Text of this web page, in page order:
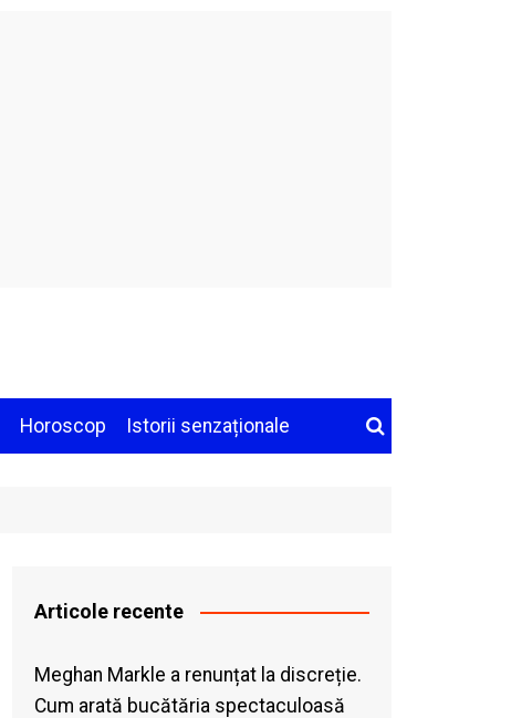
Horoscop Istorii senzaționale
Articole recente
Meghan Markle a renunțat la discreție.
Cum arată bucătăria spectaculoasă